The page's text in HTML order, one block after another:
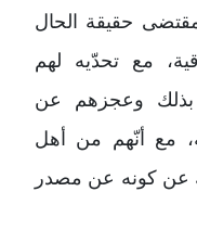
حقيقة الحال
مع تحدّيه لهم
بذلك وعجزهم عن
مع أنّهم من أهل
عن كونه عن مصدر